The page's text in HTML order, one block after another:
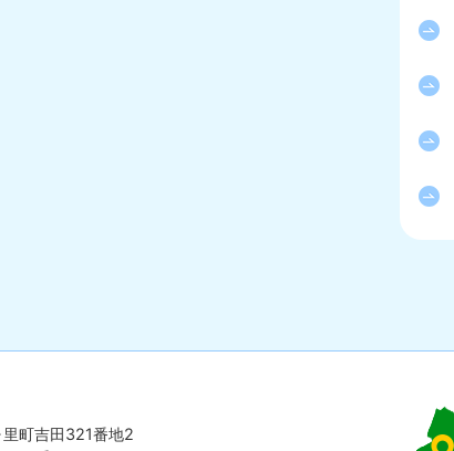
町吉田321番地2